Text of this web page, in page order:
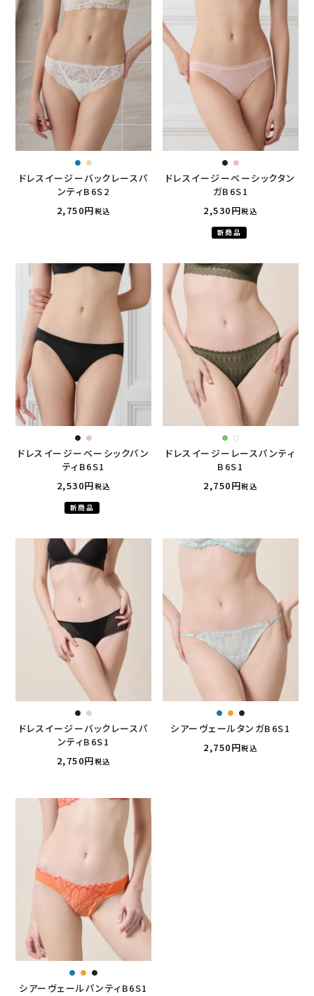
ドレスイージーバックレースパ
ンティB6S2
2,750
税込
ドレスイージーベーシックタン
ガB6S1
2,530
税込
新商品
ドレスイージーベーシックパン
ティB6S1
2,530
税込
新商品
ドレスイージーレースパンティ
B6S1
2,750
税込
ドレスイージーバックレースパ
ンティB6S1
2,750
税込
シアーヴェールタンガB6S1
2,750
税込
シアーヴェールパンティB6S1